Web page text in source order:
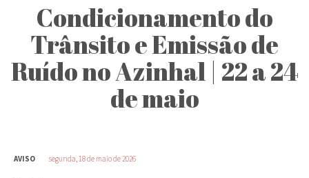
Condicionamento do
Trânsito e Emissão de
Ruído no Azinhal | 22 a 24
de maio
AVISO segunda, 18 de maio de 2026